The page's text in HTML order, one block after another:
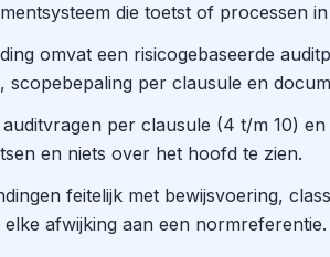
die toetst of processen
omvat een risicogebaseerde
scopebepaling per clausule en
per clausule (4 t/m 10)
en niets over het hoofd te zien.
feitelijk met bewijsvoering,
afwijking aan een normreferentie.